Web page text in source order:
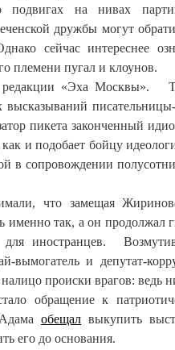
на нивах
дружбы могут
сейчас интереснее
племени пугал и клоунов.
«Эха Москвы».
высказываний
пикета законченный
и подобает бойцу
в сопровождении
что замещая
именно так, а он
для иностранцев.
вымогатель и депутат-
происки врагов: ведь
обращение к
Адамаобещал выкупить
его до основания.